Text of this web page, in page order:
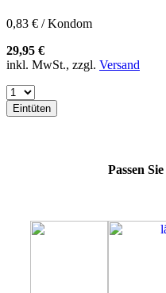
60K
60L
64E
64F
64L
64M
0,83 € / Kondom
29,95 €
inkl. MwSt., zzgl. Versand
Eintüten
Passen